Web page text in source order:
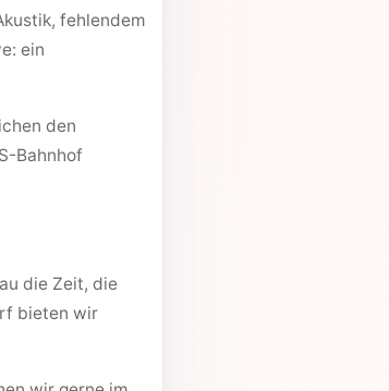
fehlendem
ein
den
Bahnhof
die Zeit, die
bieten wir